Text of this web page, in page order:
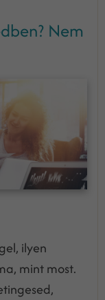
Nem
ilyen
mint most.